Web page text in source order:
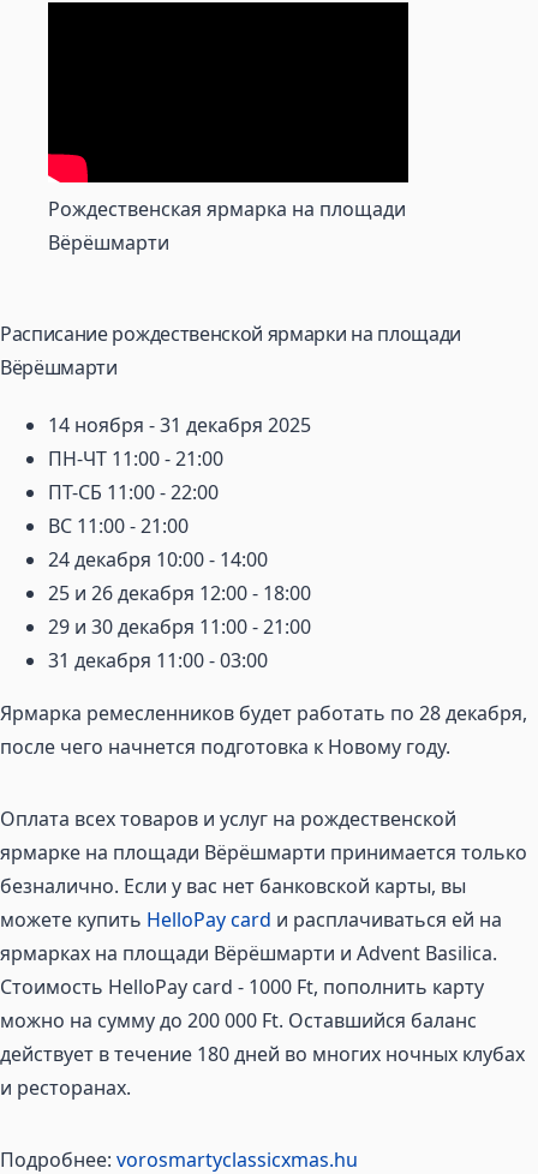
Рождественская ярмарка на площади
Вёрёшмарти
Расписание рождественской ярмарки на площади
Вёрёшмарти
14 ноября - 31 декабря 2025
ПН-ЧТ 11:00 - 21:00
ПТ-СБ 11:00 - 22:00
ВС 11:00 - 21:00
24 декабря 10:00 - 14:00
25 и 26 декабря 12:00 - 18:00
29 и 30 декабря 11:00 - 21:00
31 декабря 11:00 - 03:00
Ярмарка ремесленников будет работать по 28 декабря,
после чего начнется подготовка к Новому году.
Оплата всех товаров и услуг на рождественской
ярмарке на площади Вёрёшмарти принимается только
безналично. Если у вас нет банковской карты, вы
можете купить HelloPay card и расплачиваться ей на
ярмарках на площади Вёрёшмарти и Advent Basilica.
Стоимость HelloPay card - 1000 Ft, пополнить карту
можно на сумму до 200 000 Ft. Оставшийся баланс
действует в течение 180 дней во многих ночных клубах
и ресторанах.
Подробнее: vorosmartyclassicxmas.hu